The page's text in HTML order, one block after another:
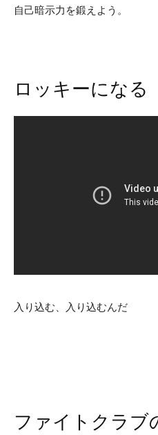
自己暗示力を鍛えよう。
ロッキーになる
入り込む、入り込むんだ
ファイトクラブ